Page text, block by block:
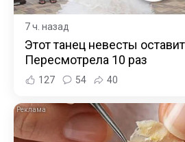
7 ч. назад
Этот танец невесты
Пересмотрела 10 раз
127 54 40